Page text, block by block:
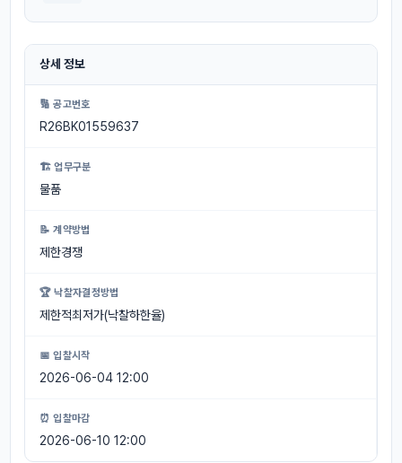
상세 정보
🔢 공고번호
R26BK01559637
🏗 업무구분
물품
📝 계약방법
제한경쟁
🏆 낙찰자결정방법
제한적최저가(낙찰하한율)
📅 입찰시작
2026-06-04 12:00
⏰ 입찰마감
2026-06-10 12:00